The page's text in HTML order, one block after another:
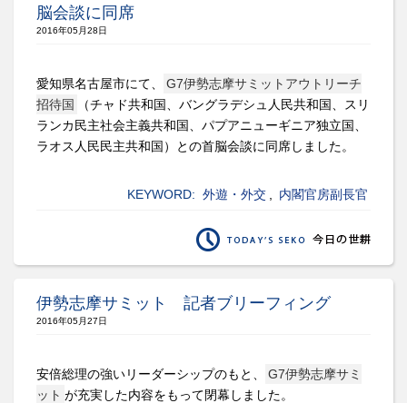
脳会談に同席
2016年05月28日
愛知県名古屋市にて、
G7伊勢志摩サミットアウトリーチ
招待国
（チャド共和国、バングラデシュ人民共和国、スリ
ランカ民主社会主義共和国、パプアニューギニア独立国、
ラオス人民民主共和国）との首脳会談に同席しました。
KEYWORD: 外遊・外交 内閣官房副長官
伊勢志摩サミット 記者ブリーフィング
2016年05月27日
安倍総理の強いリーダーシップのもと、
G7伊勢志摩サミ
ット が充実した内容をもって閉幕しました。